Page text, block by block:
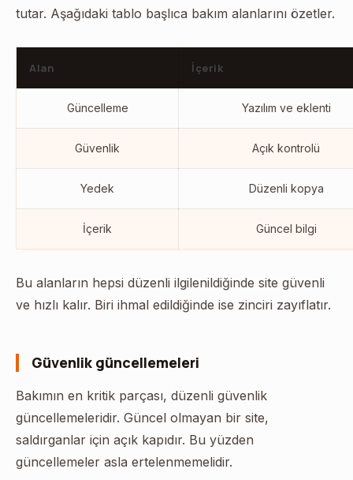
tutar. Aşağıdaki tablo başlıca bakım alanlarını özetler.
Alan İçerik
Güncelleme Yazılım ve eklenti
Güvenlik Açık kontrolü
Yedek Düzenli kopya
İçerik Güncel bilgi
Bu alanların hepsi düzenli ilgilenildiğinde site güvenli
ve hızlı kalır. Biri ihmal edildiğinde ise zinciri zayıflatır.
Güvenlik güncellemeleri
Bakımın en kritik parçası, düzenli güvenlik
güncellemeleridir. Güncel olmayan bir site,
saldırganlar için açık kapıdır. Bu yüzden
güncellemeler asla ertelenmemelidir.